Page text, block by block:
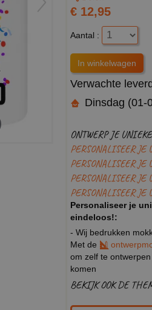
€ 12,95
Aantal :
Verwachte
Dinsdag (01-
ONTWERP JE
PERSONALISEER
PERSONALISEER JE
PERSONALISEER
PERSONALISEER JE
Personaliseer je
eindeloos!:
- Wij bedrukken
Met de
om zelf te
komen
BEKIJK OOK DE